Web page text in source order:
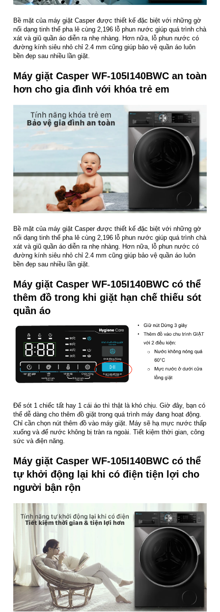
Bề mặt của máy giặt Casper được thiết kế đặc biệt với những gờ
nổi dạng tinh thể pha lê cùng 2,196 lỗ phun nước giúp quá trình chà
xát và giũ quần áo diễn ra nhẹ nhàng. Hơn nữa, lỗ phun nước có
đường kính siêu nhỏ chỉ 2.4 mm cũng giúp bảo vệ quần áo luôn
bền đẹp sau nhiều lần giặt.
Máy giặt Casper WF-105I140BWC an toàn
hơn cho gia đình với khóa trẻ em
Bề mặt của máy giặt Casper được thiết kế đặc biệt với những gờ
nổi dạng tinh thể pha lê cùng 2,196 lỗ phun nước giúp quá trình chà
xát và giũ quần áo diễn ra nhẹ nhàng. Hơn nữa, lỗ phun nước có
đường kính siêu nhỏ chỉ 2.4 mm cũng giúp bảo vệ quần áo luôn
bền đẹp sau nhiều lần giặt.
Máy giặt Casper WF-105I140BWC có thể
thêm đồ trong khi giặt hạn chế thiếu sót
quần áo
Để sót 1 chiếc tất hay 1 cái áo thì thật là khó chịu. Giờ đây, bạn có
thể dễ dàng cho thêm đồ giặt trong quá trình máy đang hoạt động.
Chỉ cần chọn nút thêm đồ vào máy giặt. Máy sẽ hạ mực nước thấp
xuống và để nước không bị tràn ra ngoài. Tiết kiệm thời gian, công
sức và điện năng.
Máy giặt Casper WF-105I140BWC có thể
tự khởi động lại khi có điện tiện lợi cho
người bận rộn